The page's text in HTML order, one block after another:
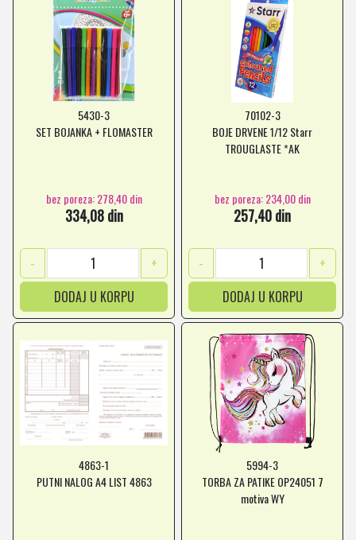
5430-3
SET BOJANKA + FLOMASTER
bez poreza: 278,40 din
334,08 din
-
+
DODAJ U KORPU
70102-3
BOJE DRVENE 1/12 Starr
TROUGLASTE *AK
bez poreza: 234,00 din
257,40 din
-
+
DODAJ U KORPU
4863-1
PUTNI NALOG A4 LIST 4863
5994-3
TORBA ZA PATIKE OP24051 7
motiva WY